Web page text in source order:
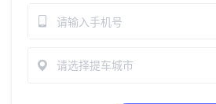
请选择提车城市